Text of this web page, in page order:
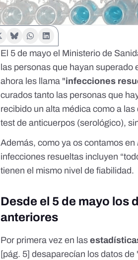
El 5 de mayo el Ministerio de
las personas que hayan
ahora les llama "infecciones
curados tanto las personas que
recibido un alta médica como a
test de anticuerpos (serológico),
Además, comoya os contamos en
infecciones resueltas incluyen
tienen el mismo nivel de fiabilidad.
Desde el 5 de mayo los
anteriores
Por primera vez en las
[pág. 5] desaparecían los datos